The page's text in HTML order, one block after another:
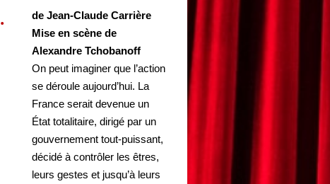
de Jean-Claude Carrière
Mise en scène de
Alexandre Tchobanoff
On peut imaginer que l’action
se déroule aujourd’hui. La
France serait devenue un
État totalitaire, dirigé par un
gouvernement tout-puissant,
décidé à contrôler les êtres,
leurs gestes et jusqu’à leurs